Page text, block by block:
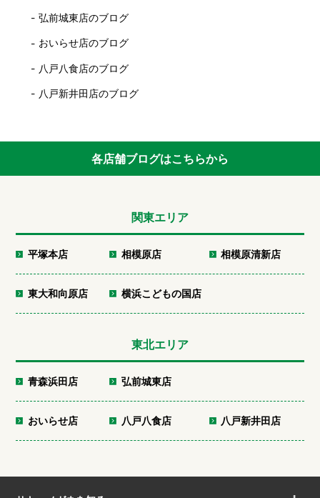
弘前城東店のブログ
おいらせ店のブログ
八戸八食店のブログ
八戸新井田店のブログ
各店舗ブログはこちらから
関東エリア
平塚本店 相模原店 相模原清新店
東大和向原店 横浜こどもの国店
東北エリア
青森浜田店 弘前城東店
おいらせ店 八戸八食店 八戸新井田店